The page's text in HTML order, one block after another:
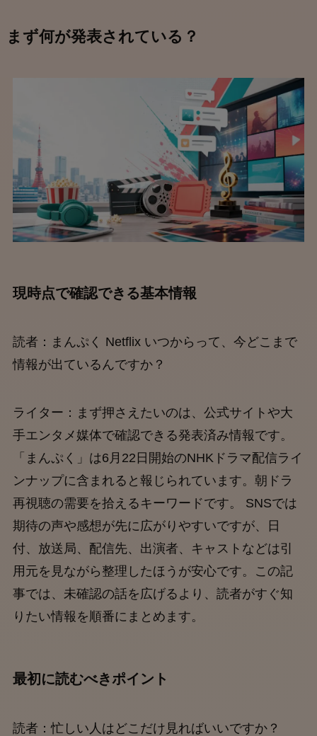
まず何が発表されている？
現時点で確認できる基本情報
読者：まんぷく Netflix いつからって、今どこまで
情報が出ているんですか？
ライター：まず押さえたいのは、公式サイトや大
手エンタメ媒体で確認できる発表済み情報です。
「まんぷく」は6月22日開始のNHKドラマ配信ライ
ンナップに含まれると報じられています。朝ドラ
再視聴の需要を拾えるキーワードです。 SNSでは
期待の声や感想が先に広がりやすいですが、日
付、放送局、配信先、出演者、キャストなどは引
用元を見ながら整理したほうが安心です。この記
事では、未確認の話を広げるより、読者がすぐ知
りたい情報を順番にまとめます。
最初に読むべきポイント
読者：忙しい人はどこだけ見ればいいですか？